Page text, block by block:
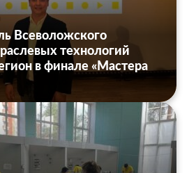
Всеволожского
технологий
в финале «Мастера